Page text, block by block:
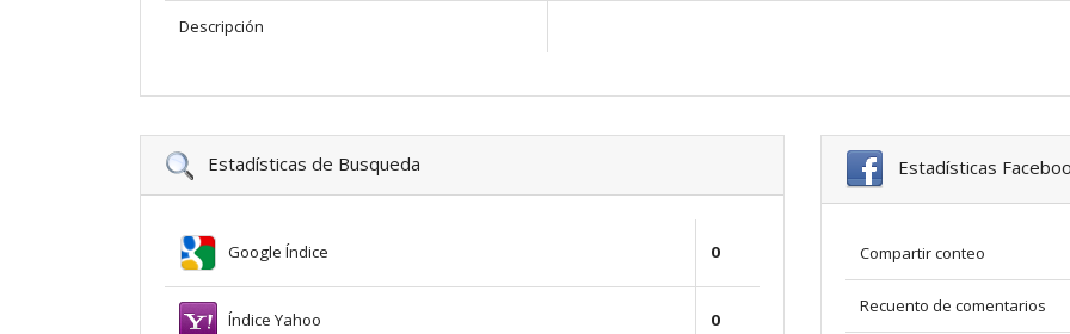
Descripción
Estadísticas de Busqueda
Google Índice 0
Índice Yahoo 0
Estadísticas
Compartir conteo
Recuento de comentarios